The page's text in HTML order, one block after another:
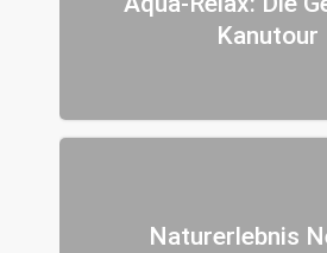
Kanutour
Naturerlebnis